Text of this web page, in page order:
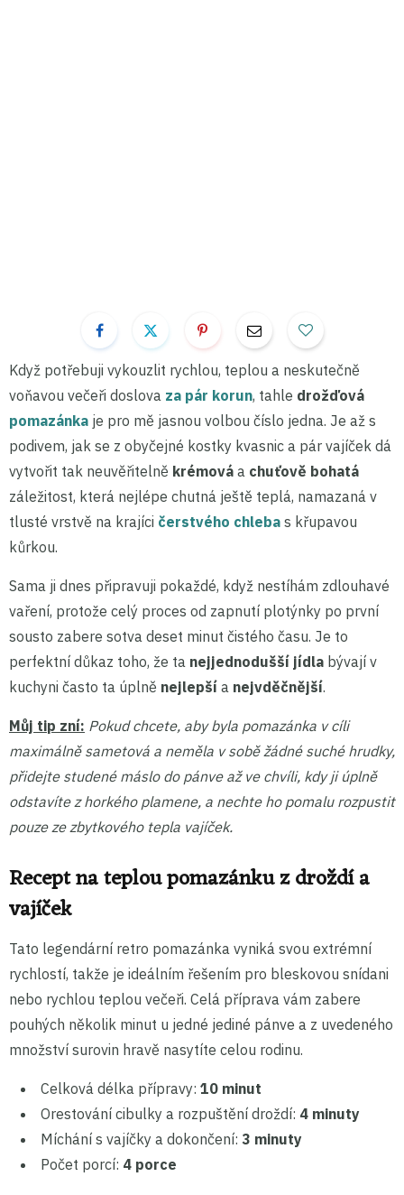
Když potřebuji vykouzlit rychlou, teplou a neskutečně
voňavou večeři doslova za pár korun, tahle drožďová
pomazánka je pro mě jasnou volbou číslo jedna. Je až s
podivem, jak se z obyčejné kostky kvasnic a pár vajíček dá
vytvořit tak neuvěřitelně krémová a chuťově bohatá
záležitost, která nejlépe chutná ještě teplá, namazaná v
tlusté vrstvě na krajíci čerstvého chleba s křupavou
kůrkou.
Sama ji dnes připravuji pokaždé, když nestíhám zdlouhavé
vaření, protože celý proces od zapnutí plotýnky po první
sousto zabere sotva deset minut čistého času. Je to
perfektní důkaz toho, že ta nejjednodušší jídla bývají v
kuchyni často ta úplně nejlepší a nejvděčnější.
Můj tip zní: Pokud chcete, aby byla pomazánka v cíli
maximálně sametová a neměla v sobě žádné suché hrudky,
přidejte studené máslo do pánve až ve chvíli, kdy ji úplně
odstavíte z horkého plamene, a nechte ho pomalu rozpustit
pouze ze zbytkového tepla vajíček.
Recept na teplou pomazánku z droždí a
vajíček
Tato legendární retro pomazánka vyniká svou extrémní
rychlostí, takže je ideálním řešením pro bleskovou snídani
nebo rychlou teplou večeři. Celá příprava vám zabere
pouhých několik minut u jedné jediné pánve a z uvedeného
množství surovin hravě nasytíte celou rodinu.
Celková délka přípravy: 10 minut
Orestování cibulky a rozpuštění droždí: 4 minuty
Míchání s vajíčky a dokončení: 3 minuty
Počet porcí: 4 porce